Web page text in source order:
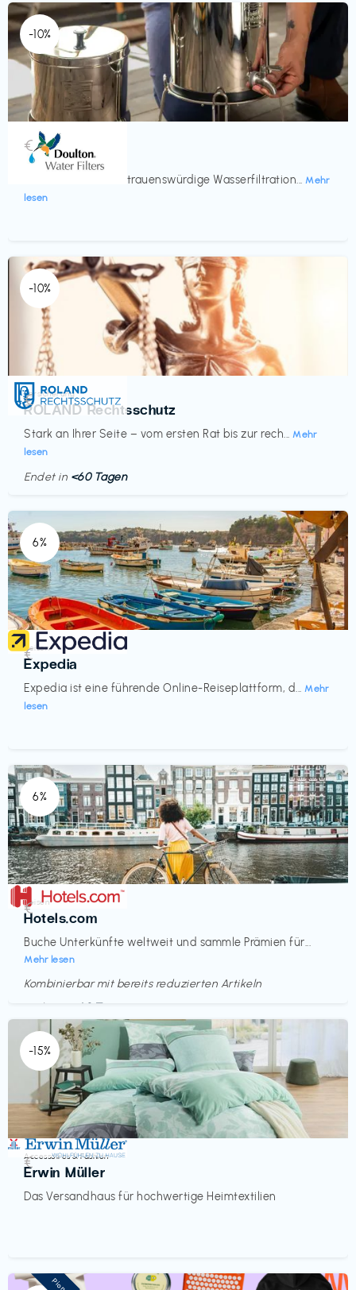
-10%
Küche & Haushalt
Doulton
Seit 200 Jahren vertrauenswürdige Wasserfiltration... Mehr
lesen
€‎
-10%
Versicherung
ROLAND Rechtsschutz
Stark an Ihrer Seite – vom ersten Rat bis zur rech... Mehr
lesen
€‎
Endet in <60 Tagen
6%
Reisen
Expedia
Expedia ist eine führende Online-Reiseplattform, d... Mehr
lesen
€‎
6%
Reisen
Hotels.com
Buche Unterkünfte weltweit und sammle Prämien für...
Mehr lesen
€‎
Kombinierbar mit bereits reduzierten Artikeln
Endet in
<60 Tagen
-15%
Accessoires & Fashion
Erwin Müller
Das Versandhaus für hochwertige Heimtextilien
€‎